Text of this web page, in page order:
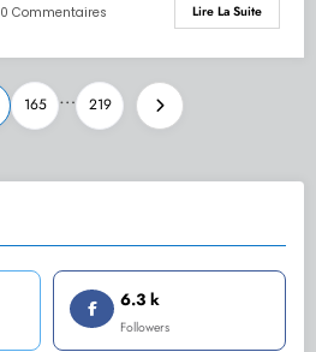
0 Commentaires Lire La Suite
165 … 219
6.3 k
Followers